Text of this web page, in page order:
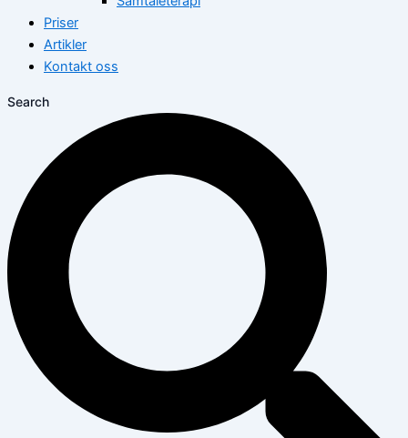
Priser
Artikler
Kontakt oss
Search